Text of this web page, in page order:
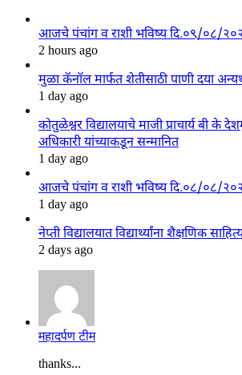
आजचे पंचांग व राशी भविष्य दि.०९/०८/
2 hours ago
मुळा कॅनॉल मार्फत शेतीसाठी पाणी दया
1 day ago
कोतुळेश्वर विद्यालयाचे माजी प्राचार्य बी के
अधिकारी यांच्याकडून सन्मानित
1 day ago
आजचे पंचांग व राशी भविष्य दि.०८/०८/
1 day ago
नेप्ती विद्यालयात विद्यार्थ्यांना शैक्षणिक
2 days ago
महादर्पण टीम
thanks...